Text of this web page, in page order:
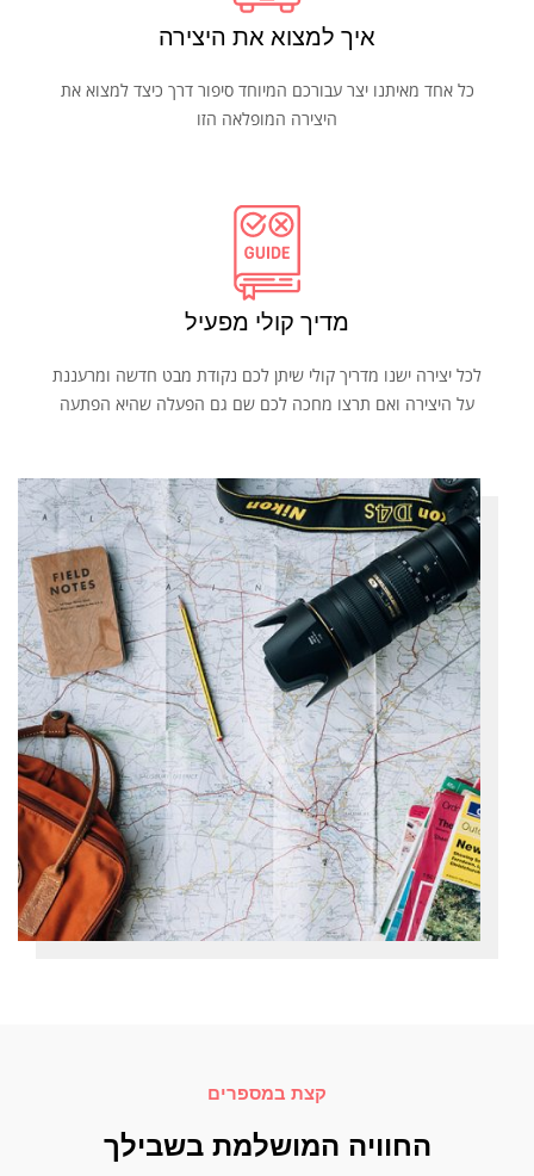
איך למצוא את היצירה
כל אחד מאיתנו יצר עבורכם המיוחד סיפור דרך כיצד למצוא את
היצירה המופלאה הזו
מדיך קולי מפעיל
לכל יצירה ישנו מדריך קולי שיתן לכם נקודת מבט חדשה ומרעננת
על היצירה ואם תרצו מחכה לכם שם גם הפעלה שהיא הפתעה
קצת במספרים
החוויה המושלמת בשבילך